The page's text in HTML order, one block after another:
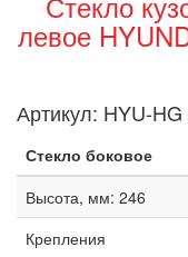
левое
Артикул: HYU-
Стекло боковое
Высота, мм: 246
Крепления